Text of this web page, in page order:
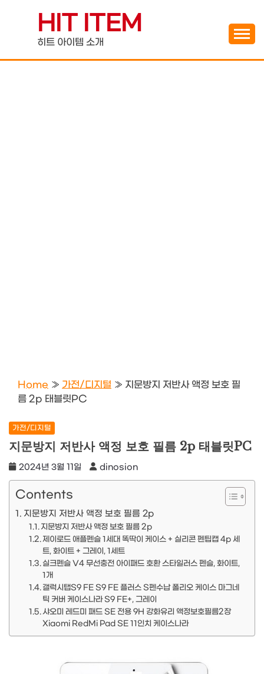
contentHIT ITEM
히트 아이템 소개
Home » 가전/디지털 » 지문방지 저반사 액정 보호 필
름 2p 태블릿PC
가전/디지털
지문방지 저반사 액정 보호 필름 2p 태블릿PC
2024년 3월 11일 dinosion
Contents
지문방지 저반사 액정 보호 필름 2p
지문방지 저반사 액정 보호 필름 2p
제이로드 애플펜슬 1세대 똑딱이 케이스 + 실리콘 펜팁캡 4p 세
트, 화이트 + 그레이, 1세트
실크펜슬 V4 무선충전 아이패드 호환 스타일러스 펜슬, 화이트,
1개
갤럭시탭S9 FE S9 FE 플러스 S펜수납 폴리오 케이스 마그네
틱 커버 케이스나라 S9 FE+, 그레이
샤오미 레드미 패드 SE 전용 9H 강화유리 액정보호필름2장
Xiaomi RedMi Pad SE 11인치 케이스나라